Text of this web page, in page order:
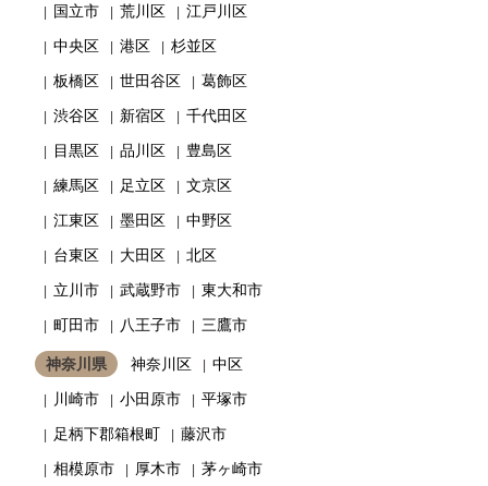
国立市
荒川区
江戸川区
中央区
港区
杉並区
板橋区
世田谷区
葛飾区
渋谷区
新宿区
千代田区
目黒区
品川区
豊島区
練馬区
足立区
文京区
江東区
墨田区
中野区
台東区
大田区
北区
立川市
武蔵野市
東大和市
町田市
八王子市 三鷹市
神奈川県 神奈川区
中区
川崎市
小田原市
平塚市
足柄下郡箱根町
藤沢市
相模原市
厚木市
茅ヶ崎市